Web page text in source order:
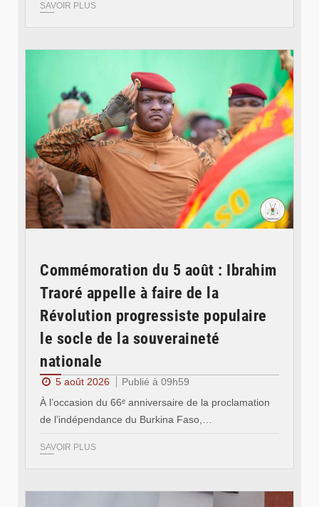
SAVOIR PLUS
Commémoration du 5 août : Ibrahim
Traoré appelle à faire de la
Révolution progressiste populaire
le socle de la souveraineté
nationale
5 août 2026
Publié à 09h59
À l’occasion du 66ᵉ anniversaire de la proclamation
de l’indépendance du Burkina Faso,…
SAVOIR PLUS